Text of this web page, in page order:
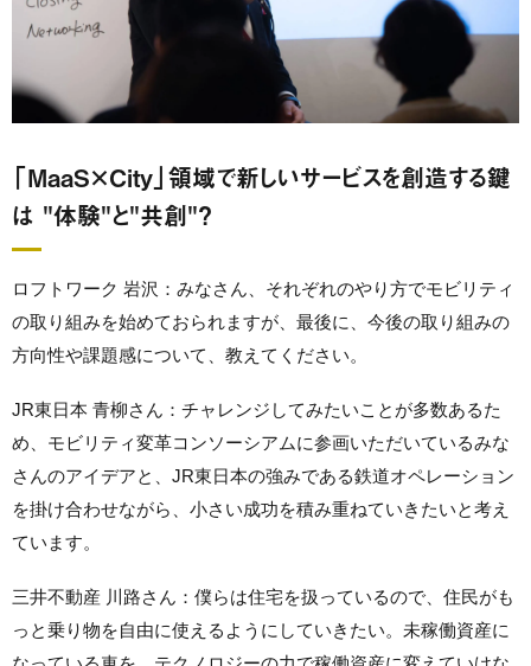
「MaaS×City」領域で新しいサービスを創造する鍵
は "体験"と"共創"？
ロフトワーク 岩沢：みなさん、それぞれのやり方でモビリティ
の取り組みを始めておられますが、最後に、今後の取り組みの
方向性や課題感について、教えてください。
JR東日本 青柳さん：チャレンジしてみたいことが多数あるた
め、モビリティ変革コンソーシアムに参画いただいているみな
さんのアイデアと、JR東日本の強みである鉄道オペレーション
を掛け合わせながら、小さい成功を積み重ねていきたいと考え
ています。
三井不動産 川路さん：僕らは住宅を扱っているので、住民がも
っと乗り物を自由に使えるようにしていきたい。未稼働資産に